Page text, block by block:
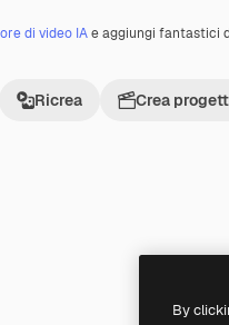
di video IAe aggiungi fantastici
Ricrea Crea
By